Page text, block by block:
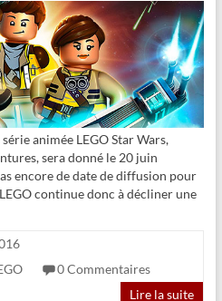
animée LEGO Star Wars,
sera donné le 20 juin
encore de date de diffusion pour
continue donc à décliner une
0 Commentaires
Lire la suite